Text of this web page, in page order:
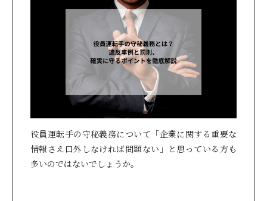
役員運転手の守秘義務について「企業に関する重要な
情報さえ口外しなければ問題ない」と思っている方も
多いのではないでしょうか。